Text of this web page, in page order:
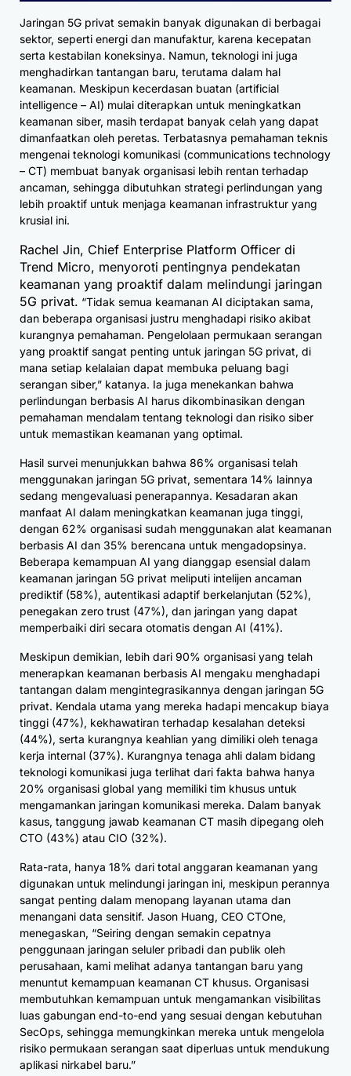
Jaringan 5G privat semakin banyak digunakan di berbagai
sektor, seperti energi dan manufaktur, karena kecepatan
serta kestabilan koneksinya. Namun, teknologi ini juga
menghadirkan tantangan baru, terutama dalam hal
keamanan. Meskipun kecerdasan buatan (artificial
intelligence – AI) mulai diterapkan untuk meningkatkan
keamanan siber, masih terdapat banyak celah yang dapat
dimanfaatkan oleh peretas. Terbatasnya pemahaman teknis
mengenai teknologi komunikasi (communications technology
– CT) membuat banyak organisasi lebih rentan terhadap
ancaman, sehingga dibutuhkan strategi perlindungan yang
lebih proaktif untuk menjaga keamanan infrastruktur yang
krusial ini.
Rachel Jin, Chief Enterprise Platform Officer di
Trend Micro, menyoroti pentingnya pendekatan
keamanan yang proaktif dalam melindungi jaringan
5G privat. “Tidak semua keamanan AI diciptakan sama,
dan beberapa organisasi justru menghadapi risiko akibat
kurangnya pemahaman. Pengelolaan permukaan serangan
yang proaktif sangat penting untuk jaringan 5G privat, di
mana setiap kelalaian dapat membuka peluang bagi
serangan siber,” katanya. Ia juga menekankan bahwa
perlindungan berbasis AI harus dikombinasikan dengan
pemahaman mendalam tentang teknologi dan risiko siber
untuk memastikan keamanan yang optimal.
Hasil survei menunjukkan bahwa 86% organisasi telah
menggunakan jaringan 5G privat, sementara 14% lainnya
sedang mengevaluasi penerapannya. Kesadaran akan
manfaat AI dalam meningkatkan keamanan juga tinggi,
dengan 62% organisasi sudah menggunakan alat keamanan
berbasis AI dan 35% berencana untuk mengadopsinya.
Beberapa kemampuan AI yang dianggap esensial dalam
keamanan jaringan 5G privat meliputi intelijen ancaman
prediktif (58%), autentikasi adaptif berkelanjutan (52%),
penegakan zero trust (47%), dan jaringan yang dapat
memperbaiki diri secara otomatis dengan AI (41%).
Meskipun demikian, lebih dari 90% organisasi yang telah
menerapkan keamanan berbasis AI mengaku menghadapi
tantangan dalam mengintegrasikannya dengan jaringan 5G
privat. Kendala utama yang mereka hadapi mencakup biaya
tinggi (47%), kekhawatiran terhadap kesalahan deteksi
(44%), serta kurangnya keahlian yang dimiliki oleh tenaga
kerja internal (37%). Kurangnya tenaga ahli dalam bidang
teknologi komunikasi juga terlihat dari fakta bahwa hanya
20% organisasi global yang memiliki tim khusus untuk
mengamankan jaringan komunikasi mereka. Dalam banyak
kasus, tanggung jawab keamanan CT masih dipegang oleh
CTO (43%) atau CIO (32%).
Rata-rata, hanya 18% dari total anggaran keamanan yang
digunakan untuk melindungi jaringan ini, meskipun perannya
sangat penting dalam menopang layanan utama dan
menangani data sensitif. Jason Huang, CEO CTOne,
menegaskan, “Seiring dengan semakin cepatnya
penggunaan jaringan seluler pribadi dan publik oleh
perusahaan, kami melihat adanya tantangan baru yang
menuntut kemampuan keamanan CT khusus. Organisasi
membutuhkan kemampuan untuk mengamankan visibilitas
luas gabungan end-to-end yang sesuai dengan kebutuhan
SecOps, sehingga memungkinkan mereka untuk mengelola
risiko permukaan serangan saat diperluas untuk mendukung
aplikasi nirkabel baru.”